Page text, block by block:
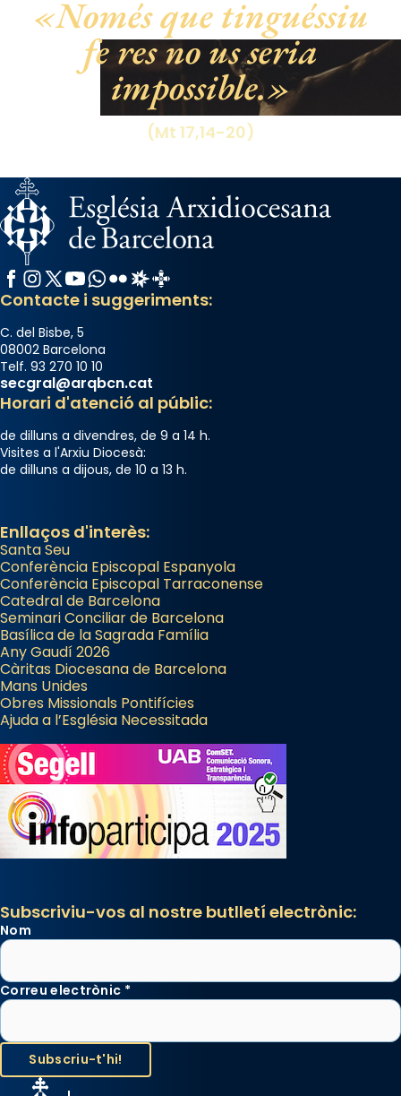
Santes a Mataró»🥵.
Photo
View on Facebook Share
Només que tinguéssiu
fe res no us seria
impossible.
(Mt 17,14-20)
Facebook
Instagram
X / Twitter
YouTube
WhatsApp
FlickrRadio Estel
Catalunya Cristiana
Contacte i suggeriments:
C. del Bisbe, 5
08002 Barcelona
Telf. 93 270 10 10
secgral@arqbcn.cat
Horari d'atenció al públic:
de dilluns a divendres, de 9 a 14 h.
Visites a l'Arxiu Diocesà:
de dilluns a dijous, de 10 a 13 h.
Enllaços d'interès:
Santa Seu
Conferència Episcopal Espanyola
Conferència Episcopal Tarraconense
Catedral de Barcelona
Seminari Conciliar de Barcelona
Basílica de la Sagrada Família
Any Gaudí 2026
Càritas Diocesana de Barcelona
Mans Unides
Obres Missionals Pontifícies
Ajuda a l’Església Necessitada
Subscriviu-vos al nostre butlletí electrònic:
Nom
Correu electrònic *